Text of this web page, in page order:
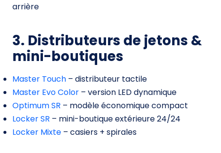
arrière
3. Distributeurs de jetons &
mini-boutiques
Master Touch – distributeur tactile
Master Evo Color – version LED dynamique
Optimum SR – modèle économique compact
Locker SR – mini-boutique extérieure 24/24
Locker Mixte – casiers + spirales